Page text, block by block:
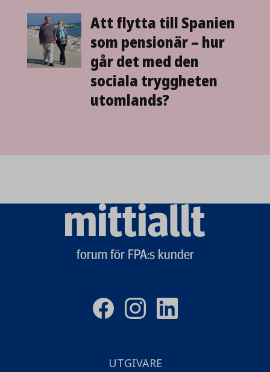
Att flytta till Spanien
som pensionär – hur
går det med den
sociala tryggheten
utomlands?
Mittiallt
forum för FPA:s kunder
UTGIVARE